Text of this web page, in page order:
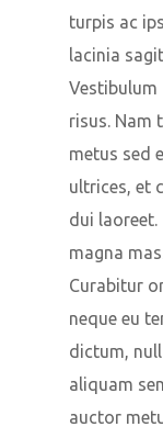
turpis ac
lacinia
Vestibulum
risus. Nam
metus sed
ultrices, et
dui laoreet.
magna
Curabitur
neque eu
dictum,
aliquam
auctor